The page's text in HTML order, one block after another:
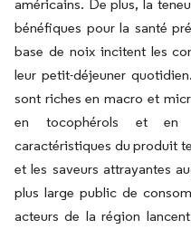
américains. De plus, la
bénéfiques pour la santé
base de noix incitent les
leur petit-déjeuner
sont riches en macro et
en tocophérols et en
caractéristiques du produit
et les saveurs attrayantes
plus large public de
acteurs de la région